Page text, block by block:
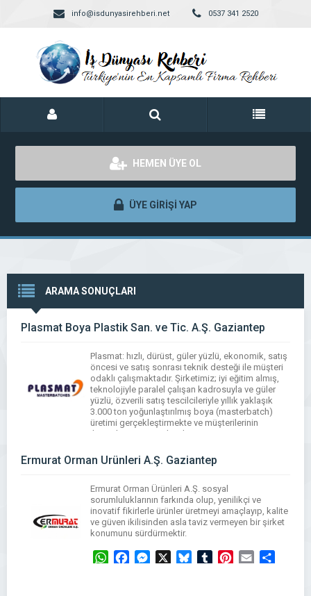
info@isdunyasirehberi.net 0537 341 2520
HEMEN ÜYE OL
ÜYE GİRİŞİ YAP
ARAMA SONUÇLARI
Plasmat Boya Plastik San. ve Tic. A.Ş. Gaziantep
Plasmat: hızlı, dürüst, güler yüzlü, ekonomik, satış
öncesi ve satış sonrası teknik desteği ile müşteri
odaklı çalışmaktadır. Şirketimiz; iyi eğitim almış,
teknolojiyle paralel çalışan kadrosuyla ve güler
yüzlü, özverili satış tescilcileriyle yıllık yaklaşık
3.000 ton yoğunlaştırılmış boya (masterbatch)
üretimi gerçekleştirmekte ve müşterilerinin
ihtiyaçlarına sunmaktadır.
WhatsApp
FacebookMessenger
X BlueskyTumblr
Ermurat Orman Ürünleri A.Ş. Gaziantep
Ermurat Orman Ürünleri A.Ş. sosyal
sorumluluklarının farkında olup, yenilikçi ve
inovatif fikirlerle ürünler üretmeyi amaçlayıp, kalite
ve güven ikilisinden asla taviz vermeyen bir şirket
konumunu sürdürmektir.
WhatsAppFacebookMessengerBlueskyTumblrPinterest
Email